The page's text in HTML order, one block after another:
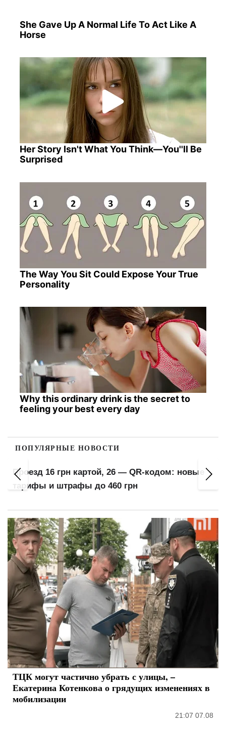
She Gave Up A Normal Life To Act Like A
Horse
Her Story Isn't What You Think—You''ll Be
Surprised
The Way You Sit Could Expose Your True
Personality
Why this ordinary drink is the secret to
feeling your best every day
ПОПУЛЯРНЫЕ НОВОСТИ
Проезд 16 грн картой, 26 — QR-кодом: новые
тарифы и штрафы до 460 грн
ТЦК могут частично убрать с улицы, –
Екатерина Котенкова о грядущих изменениях в
мобилизации
21:07 07.08